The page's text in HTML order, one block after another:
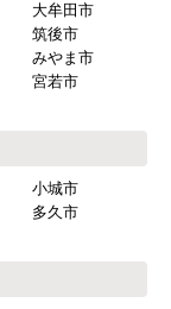
大牟田市
筑後市
みやま市
宮若市
小城市
多久市